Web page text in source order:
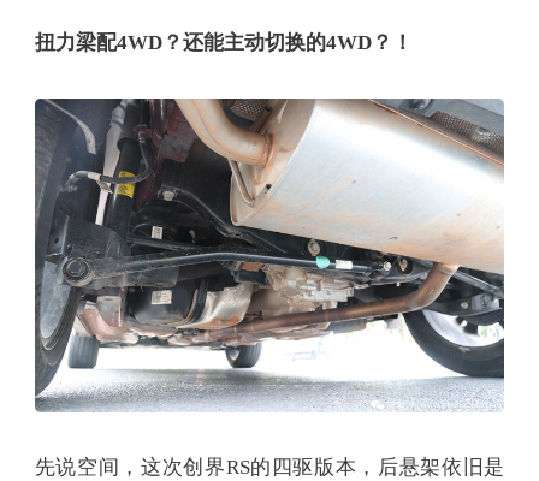
扭力梁配4WD？还能主动切换的4WD？！
先说空间，这次创界RS的四驱版本，后悬架依旧是